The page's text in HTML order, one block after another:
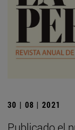
30 | 08 | 2021
Publicado el